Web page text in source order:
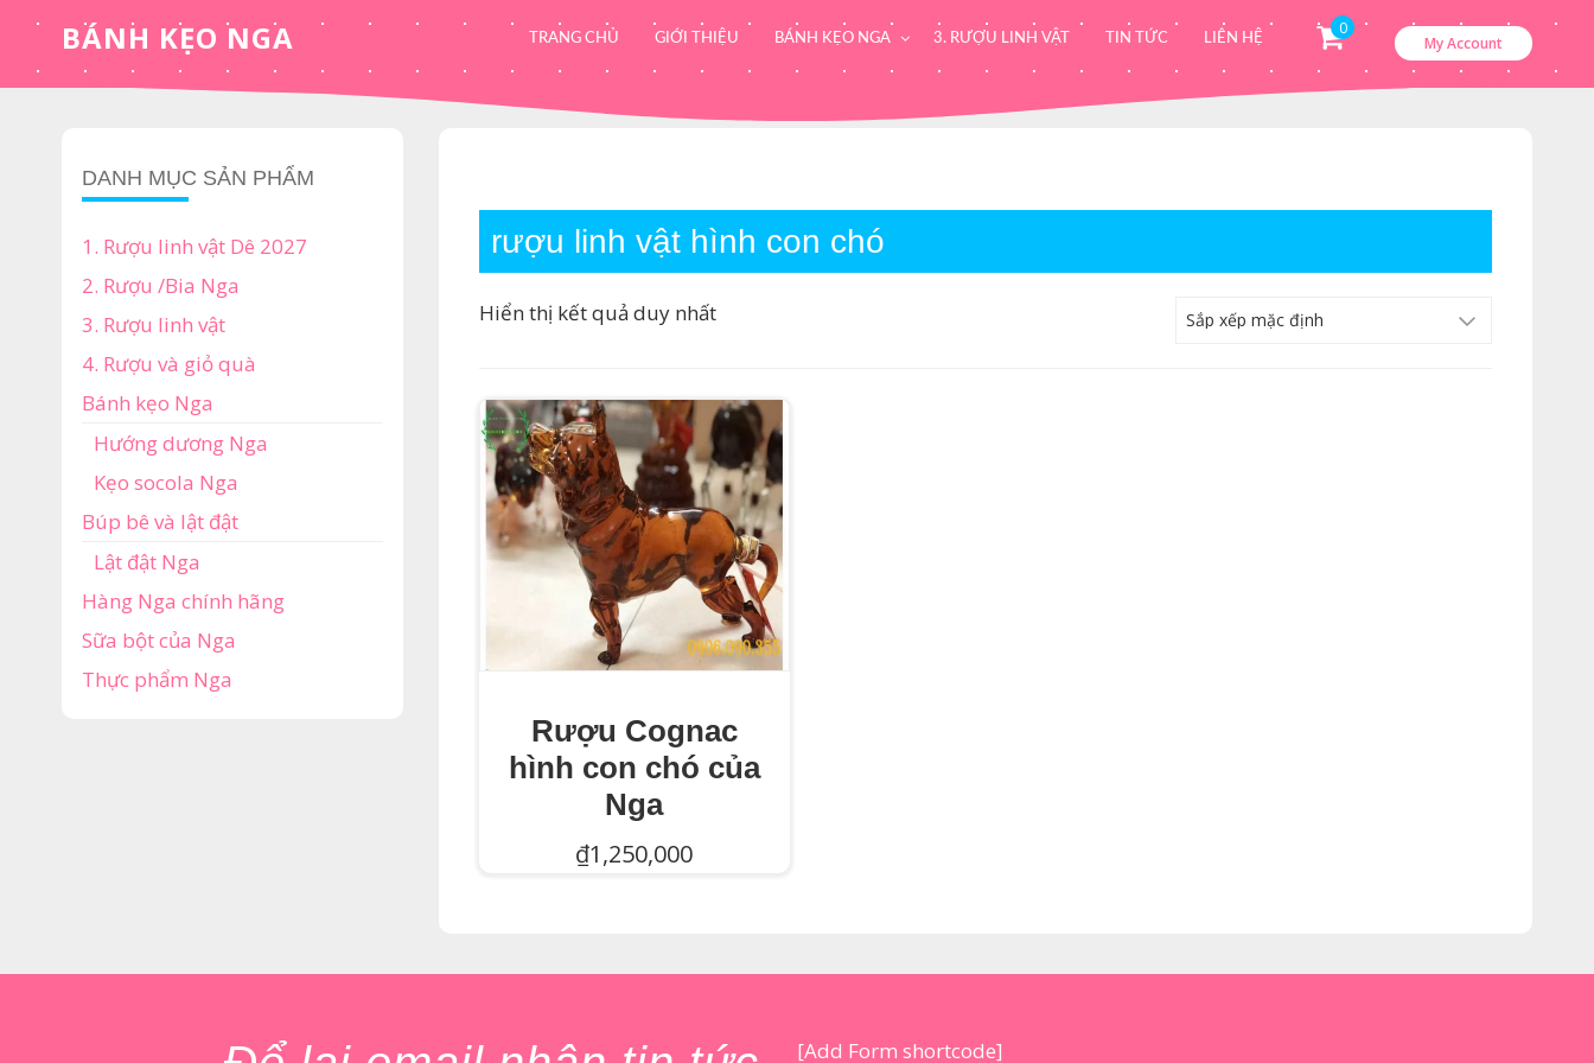
content
BÁNH KẸO NGA TRANG CHỦ GIỚI THIỆU BÁNH KẸO NGA 3. RƯỢU LINH VẬT TIN TỨC LIÊN HỆ
0
My Account
rượu linh vật hình con chó
Hiển thị kết quả duy nhất
Rượu Cognac
hình con chó của
Nga
₫1,250,000
DANH MỤC SẢN PHẨM
1. Rượu linh vật Dê 2027
2. Rượu /Bia Nga
3. Rượu linh vật
4. Rượu và giỏ quà
Bánh kẹo Nga
Hướng dương Nga
Kẹo socola Nga
Búp bê và lật đật
Lật đật Nga
Hàng Nga chính hãng
Sữa bột của Nga
Thực phẩm Nga
[Add Form shortcode]